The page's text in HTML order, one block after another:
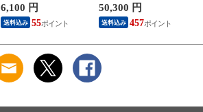
料】
6,100 円
送料込み 55
コードレスクリーナ
ー【送料無料】
50,300 円
送料込み 457